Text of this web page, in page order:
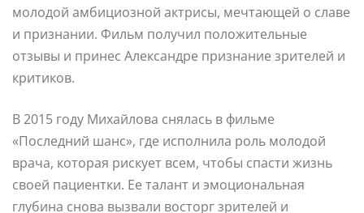
молодой амбициозной актрисы, мечтающей о славе
и признании. Фильм получил положительные
отзывы и принес Александре признание зрителей и
критиков.
В 2015 году Михайлова снялась в фильме
«Последний шанс», где исполнила роль молодой
врача, которая рискует всем, чтобы спасти жизнь
своей пациентки. Ее талант и эмоциональная
глубина снова вызвали восторг зрителей и